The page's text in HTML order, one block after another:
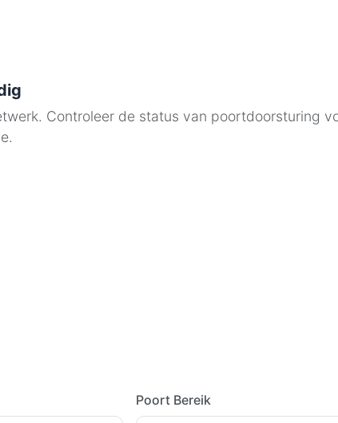
Controleer de status van poortdoorsturing
Poort Bereik